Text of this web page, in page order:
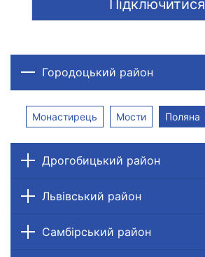
Підключитися
Городоцький район
Монастирець Мости Поляна
Дрогобицький район
Львівський район
Самбірський район